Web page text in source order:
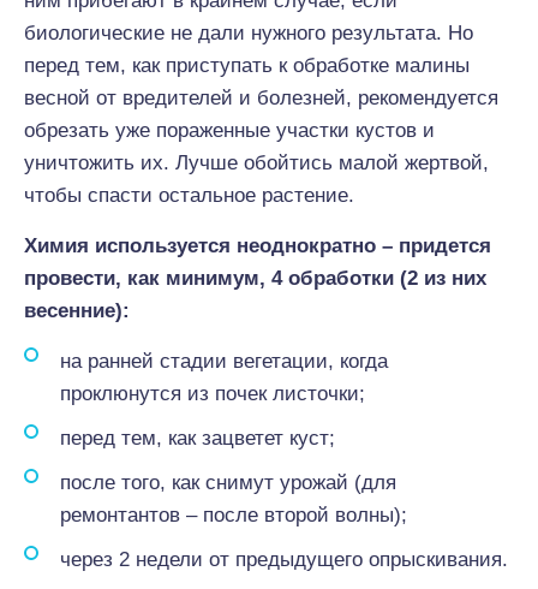
биологические не дали нужного результата. Но
перед тем, как приступать к обработке малины
весной от вредителей и болезней, рекомендуется
обрезать уже пораженные участки кустов и
уничтожить их. Лучше обойтись малой жертвой,
чтобы спасти остальное растение.
Химия используется неоднократно – придется
провести, как минимум, 4 обработки (2 из них
весенние):
на ранней стадии вегетации, когда
проклюнутся из почек листочки;
перед тем, как зацветет куст;
после того, как снимут урожай (для
ремонтантов – после второй волны);
через 2 недели от предыдущего опрыскивания.